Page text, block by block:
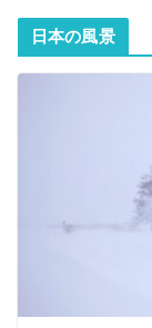
日本の風景